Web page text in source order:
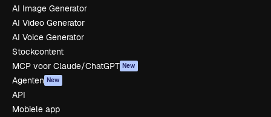
AI Image Generator
AI Video Generator
AI Voice Generator
Stockcontent
MCP voor Claude/ChatGPT New
Agenten New
API
Mobiele app